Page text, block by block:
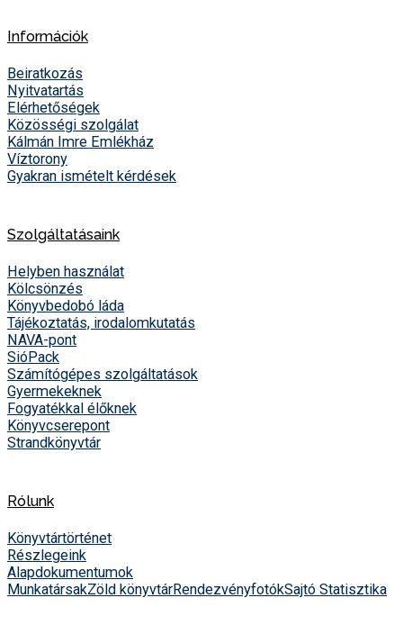
Információk
Beiratkozás
Nyitvatartás
Elérhetőségek
Közösségi szolgálat
Kálmán Imre Emlékház
Víztorony
Gyakran ismételt kérdések
Szolgáltatásaink
Helyben használat
Kölcsönzés
Könyvbedobó láda
Tájékoztatás, irodalomkutatás
NAVA-pont
SióPack
Számítógépes szolgáltatások
Gyermekeknek
Fogyatékkal élőknek
Könyvcserepont
Strandkönyvtár
Rólunk
Könyvtártörténet
Részlegeink
Alapdokumentumok
MunkatársakZöld könyvtárRendezvényfotókSajtó Statisztika